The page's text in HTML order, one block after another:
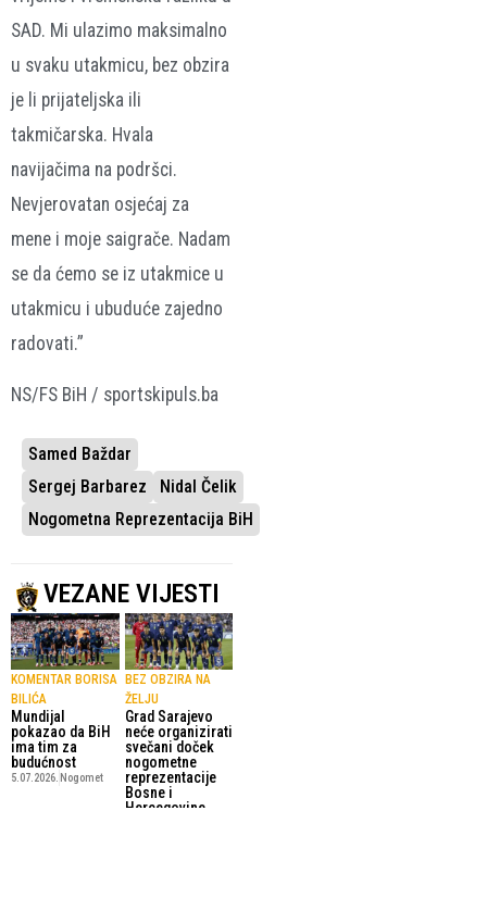
SAD. Mi ulazimo maksimalno
u svaku utakmicu, bez obzira
je li prijateljska ili
takmičarska. Hvala
navijačima na podršci.
Nevjerovatan osjećaj za
mene i moje saigrače. Nadam
se da ćemo se iz utakmice u
utakmicu i ubuduće zajedno
radovati.”
NS/FS BiH / sportskipuls.ba
Samed Baždar
Sergej Barbarez
Nidal Čelik
Nogometna Reprezentacija BiH
VEZANE VIJESTI
KOMENTAR BORISA
BILIĆA
Mundijal
pokazao da BiH
ima tim za
budućnost
5.07.2026. Nogomet
BEZ OBZIRA NA
ŽELJU
Grad Sarajevo
neće organizirati
svečani doček
nogometne
reprezentacije
Bosne i
Hercegovine